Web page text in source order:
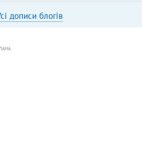
дописи блогів